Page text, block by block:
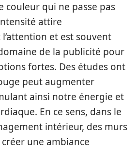
couleur qui ne passe pas
attire
et est souvent
de la publicité pour
fortes. Des études ont
peut augmenter
ainsi notre énergie et
En ce sens, dans le
intérieur, des murs
une ambiance